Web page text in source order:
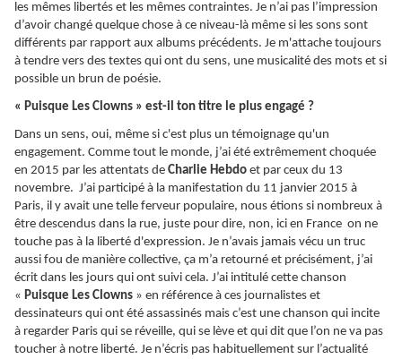
les mêmes libertés et les mêmes contraintes. Je n’ai pas l’impression
d’avoir changé quelque chose à ce niveau-là même si les sons sont
différents par rapport aux albums précédents. Je m'attache toujours
à tendre vers des textes qui ont du sens, une musicalité des mots et si
possible un brun de poésie.
« Puisque Les Clowns » est-il ton titre le plus engagé ?
Dans un sens, oui, même si c'est plus un témoignage qu'un
engagement. Comme tout le monde, j’ai été extrêmement choquée
en 2015 par les attentats de Charlie Hebdo et par ceux du 13
novembre. J’ai participé à la manifestation du 11 janvier 2015 à
Paris, il y avait une telle ferveur populaire, nous étions si nombreux à
être descendus dans la rue, juste pour dire, non, ici en France on ne
touche pas à la liberté d'expression. Je n’avais jamais vécu un truc
aussi fou de manière collective, ça m’a retourné et précisément, j’ai
écrit dans les jours qui ont suivi cela. J’ai intitulé cette chanson
« Puisque Les Clowns » en référence à ces journalistes et
dessinateurs qui ont été assassinés mais c’est une chanson qui incite
à regarder Paris qui se réveille, qui se lève et qui dit que l’on ne va pas
toucher à notre liberté. Je n’écris pas habituellement sur l’actualité